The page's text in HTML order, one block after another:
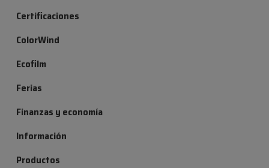
Certificaciones
ColorWind
Ecofilm
Ferias
Finanzas y economía
Información
Productos